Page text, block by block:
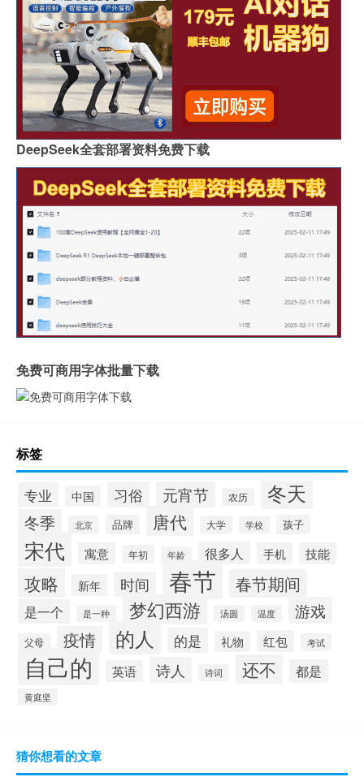
DeepSeek全套部署资料免费下载
免费可商用字体批量下载
标签
专业 中国 习俗 元宵节 农历 冬天
冬季 北京 品牌 唐代 大学 学校 孩子
宋代 寓意 年初 年龄 很多人 手机 技能
攻略 新年 时间 春节 春节期间
是一个 是一种 梦幻西游 汤圆 温度 游戏
父母 疫情 的人 的是 礼物 红包 考试
自己的 英语 诗人 诗词 还不 都是
黄庭坚
猜你想看的文章